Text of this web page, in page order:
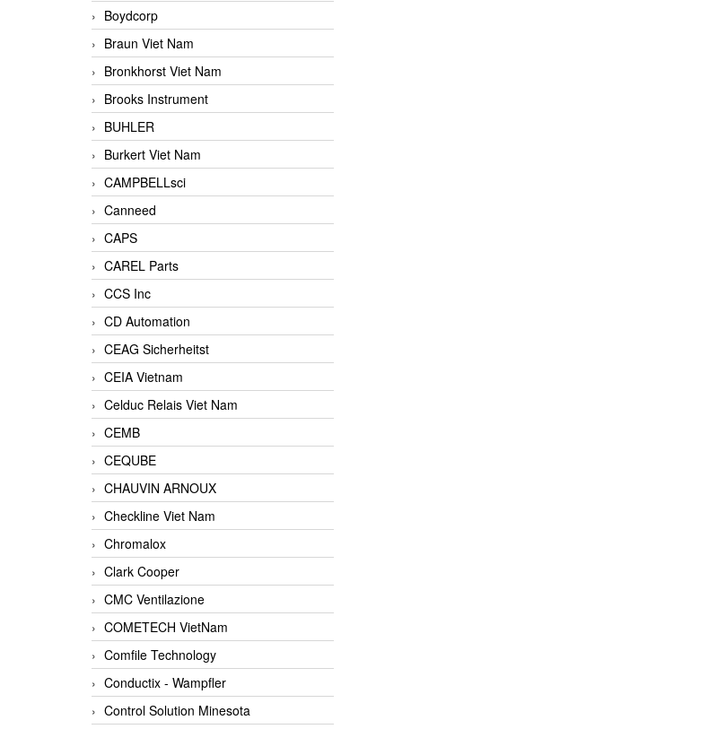
Boydcorp
Braun Viet Nam
Bronkhorst Viet Nam
Brooks Instrument
BUHLER
Burkert Viet Nam
CAMPBELLsci
Canneed
CAPS
CAREL Parts
CCS Inc
CD Automation
CEAG Sicherheitst
CEIA Vietnam
Celduc Relais Viet Nam
CEMB
CEQUBE
CHAUVIN ARNOUX
Checkline Viet Nam
Chromalox
Clark Cooper
CMC Ventilazione
COMETECH VietNam
Comfile Technology
Conductix - Wampfler
Control Solution Minesota